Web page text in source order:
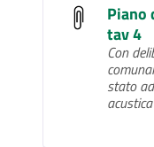
Piano
tav 4
Con
stato